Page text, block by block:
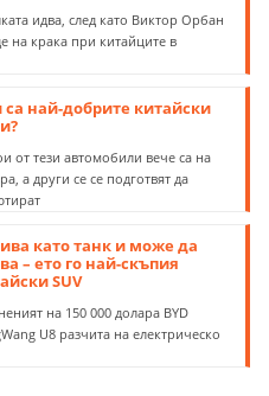
идва, след като Виктор Орбан
на крака при китайците в
са най-добрите китайски
от тези автомобили вече са на
а други се се подготвят да
като танк и може да
– ето го най-скъпия
SUV
на 150 000 долара BYD
U8 разчита на електрическо